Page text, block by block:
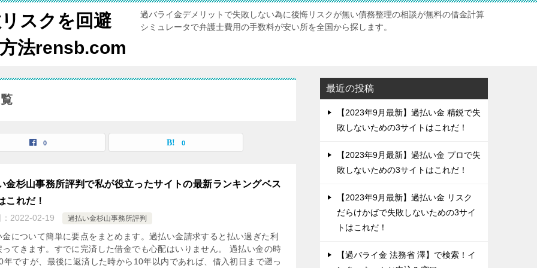
スクを回避
法rensb.com
過バライ金デメリットで失敗しない為に後悔リスクが無い債務整理の相談が無料の借金計算
シミュレータで弁護士費用の手数料が安い所を全国から探します。
0 0
金杉山事務所評判で私が役立ったサイトの最新ランキングベス
これだ！
2022-02-19 過払い金杉山事務所評判
金について簡単に要点をまとめます。過払い金請求すると払い過ぎた利
ってきます。すでに完済した借金でも心配はいりません。 過払い金の時
年ですが、最後に返済した時から10年以内であれば、借入初日まで遡っ
最近の投稿
【2023年9月最新】過払い金 精鋭で失
敗しないための3サイトはこれだ！
【2023年9月最新】過払い金 プロで失
敗しないための3サイトはこれだ！
【2023年9月最新】過払い金 リスク
だらけかばで失敗しないための3サイ
トはこれだ！
【過バライ金 法務省 澤】で検索！イ